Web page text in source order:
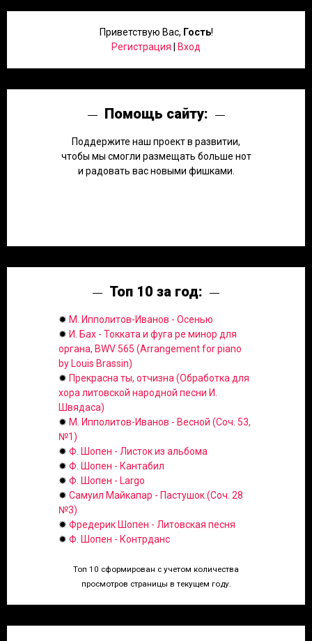
Приветствую Вас, Гость!
Регистрация
Вход
Помощь сайту:
Поддержите наш проект в развитии,
чтобы мы смогли размещать больше нот
и радовать вас новыми фишками.
Топ 10 за год:
✹ М. Ипполитов-Иванов - Осенью
✹ И. Бах - Токката и фуга ре минор для
органа, BWV 565 (Arrangement for piano
by Louis Brassin)
✹ Прекрасна ты, отчизна (Обработка для
хора литовской народной песни И.
Швядаса)
✹ М. Ипполитов-Иванов - Весной (Соч. 53,
№1)
✹ Ф. Шопен - Листок из альбома
✹ Ф. Шопен - Кантабил
✹ Ф. Шопен - Largo
✹ Самуил Майкапар - Пастушок (Соч. 28
№3)
✹ Фредерик Шопен - Литовская песня
✹ Ф. Шопен - Контрданс
Топ 10 сформирован с учетом количества
просмотров страницы в текущем году.